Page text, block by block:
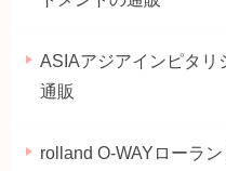
ASIAアジアインピタリ
通販
rolland O-WAYローラ